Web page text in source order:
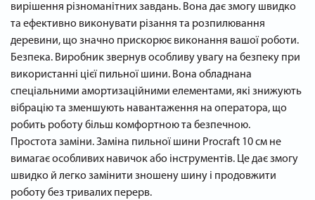
вирішення різноманітних завдань. Вона дає змогу швидко
та ефективно виконувати різання та розпилювання
деревини, що значно прискорює виконання вашої роботи.
Безпека. Виробник звернув особливу увагу на безпеку при
використанні цієї пильної шини. Вона обладнана
спеціальними амортизаційними елементами, які знижують
вібрацію та зменшують навантаження на оператора, що
робить роботу більш комфортною та безпечною.
Простота заміни. Заміна пильної шини Procraft 10 см не
вимагає особливих навичок або інструментів. Це дає змогу
швидко й легко замінити зношену шину і продовжити
роботу без тривалих перерв.